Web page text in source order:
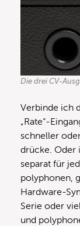
Die drei CV-
Verbinde ich
„Rate“-
schneller
drücke. Oder
separat für
polyphonen,
Hardware-
Serie oder
und